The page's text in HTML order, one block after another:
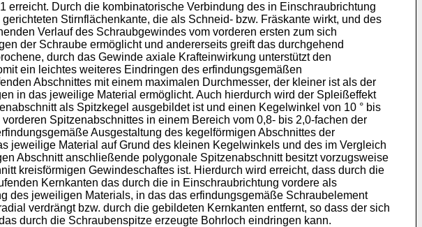
Durch die kombinatorische Verbindung des in Einschraubrichtung
Stirnflächenkante, die als Schneid- bzw. Fräskante wirkt, und des
Verlauf des Schraubgewindes vom vorderen ersten zum sich
der Schraube ermöglicht und andererseits greift das durchgehend
durch das Gewinde axiale Krafteinwirkung unterstützt den
ein leichtes weiteres Eindringen des erfindungsgemäßen
Abschnittes mit einem maximalen Durchmesser, der kleiner ist als der
in das jeweilige Material ermöglicht. Auch hierdurch wird der Spleißeffekt
als Spitzkegel ausgebildet ist und einen Kegelwinkel von 10 ° bis
Spitzenabschnittes in einem Bereich vom 0,8- bis 2,0-fachen der
Ausgestaltung des kegelförmigen Abschnittes der
jeweilige Material auf Grund des kleinen Kegelwinkels und des im Vergleich
Abschnitt anschließende polygonale Spitzenabschnitt besitzt vorzugsweise
kreisförmigen Gewindeschaftes ist. Hierdurch wird erreicht, dass durch die
Kernkanten das durch die in Einschraubrichtung vordere als
des jeweiligen Materials, in das das erfindungsgemäße Schraubelement
verdrängt bzw. durch die gebildeten Kernkanten entfernt, so dass der sich
durch die Schraubenspitze erzeugte Bohrloch eindringen kann.